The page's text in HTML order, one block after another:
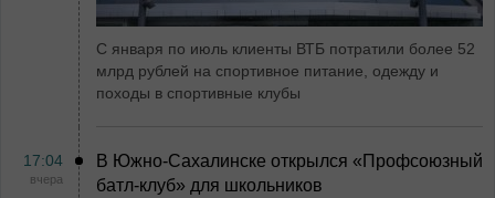
С января по июль клиенты ВТБ потратили более 52
млрд рублей на спортивное питание, одежду и
походы в спортивные клубы
17:04
вчера
В Южно-Сахалинске открылся «Профсоюзный
батл-клуб» для школьников